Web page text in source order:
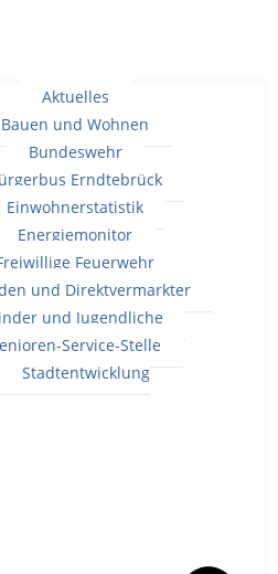
Aktuelles
Bauen und Wohnen
Bundeswehr
Erndtebrück
Einwohnerstatistik
Energiemonitor
Feuerwehr
und Direktvermarkter
und Jugendliche
Service-Stelle
Stadtentwicklung